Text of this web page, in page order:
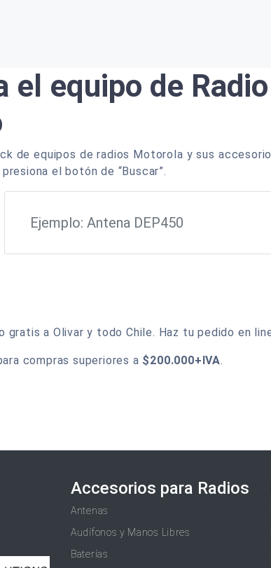
el equipo de
de equipos de radios Motorola y sus
el botón de “Buscar”.
gratis a Olivar y todo Chile. Haz tu pedido en
compras superiores a $200.000+IVA.
Accesorios para Radios
Antenas
Audífonos y Manos Libres
Baterías